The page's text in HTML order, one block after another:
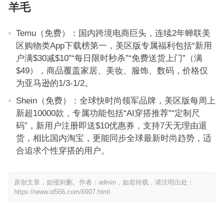
羊毛
Temu（免费）：国内跨境电商巨头，连续2年蝉联美
区购物类App下载榜第一，美区版专属福利包括“新用
户满$30减$10”“每日限时秒杀”“免费送货上门”（满
$49），商品覆盖家居、美妆、服饰、数码，价格仅
为亚马逊的1/3-1/2。
Shein（免费）：全球快时尚领军品牌，美区版每周上
新超10000款，专属功能包括“AI穿搭推荐”“定制尺
码”，新用户注册即送$10优惠券，支持7天无理由退
货，相比国内淘宝，更能同步全球最新时尚趋势，适
合追求个性穿搭的用户。
原创文章，如侵则删。作者：admin，如若转载，请注明出处：
https://www.id566.com/6907.html